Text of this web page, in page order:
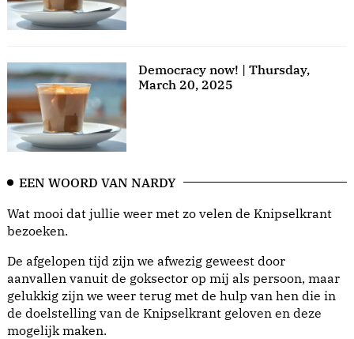
Democracy now! | Thursday,
March 20, 2025
EEN WOORD VAN NARDY
Wat mooi dat jullie weer met zo velen de Knipselkrant
bezoeken.
De afgelopen tijd zijn we afwezig geweest door
aanvallen vanuit de goksector op mij als persoon, maar
gelukkig zijn we weer terug met de hulp van hen die in
de doelstelling van de Knipselkrant geloven en deze
mogelijk maken.